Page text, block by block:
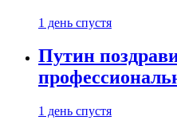
1 день спустя
Путин
1 день спустя